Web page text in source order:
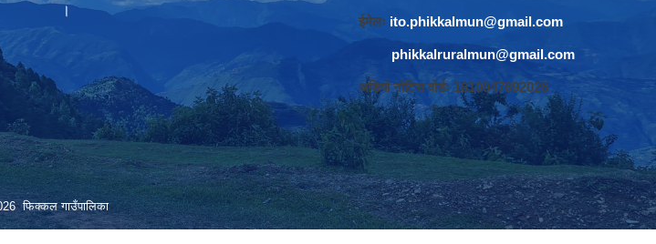
।
ईमेलः ito.phikkalmun@gmail.com
phikkalruralmun@gmail.com
अडियो नोटिस वोर्डः 1610047692026
फिक्कल गाउँपालिका